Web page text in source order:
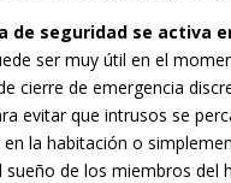
de seguridad se activa
ser muy útil en el
cierre de emergencia
evitar que intrusos se
en la habitación o
sueño de los miembros del